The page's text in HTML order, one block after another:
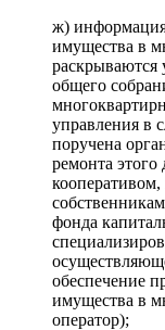
ж)
имущества в
общего
управления в
поручена
ремонта
фонда
обеспечение
имущества в
оператор);